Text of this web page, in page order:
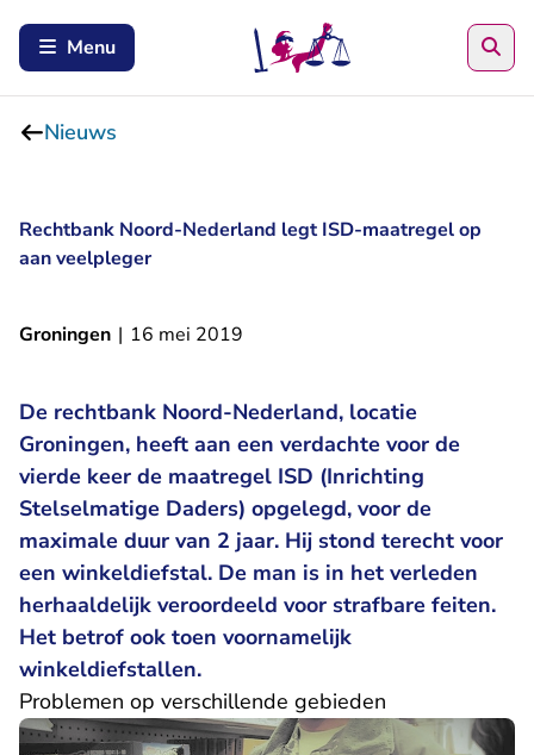
Menu
Nieuws
Rechtbank Noord-Nederland legt ISD-maatregel op
aan veelpleger
Groningen | 16 mei 2019
De rechtbank Noord-Nederland, locatie
Groningen, heeft aan een verdachte voor de
vierde keer de maatregel ISD (Inrichting
Stelselmatige Daders) opgelegd, voor de
maximale duur van 2 jaar. Hij stond terecht voor
een winkeldiefstal. De man is in het verleden
herhaaldelijk veroordeeld voor strafbare feiten.
Het betrof ook toen voornamelijk
winkeldiefstallen.
Problemen op verschillende gebieden